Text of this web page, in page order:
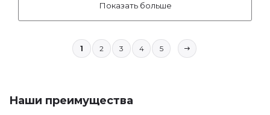
Показать больше
1 2 3 4 5
Наши преимущества